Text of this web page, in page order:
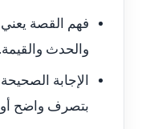
فهم القصة
والحدث والقيمة.
الإجابة
بتصرف واضح أو